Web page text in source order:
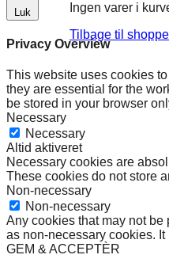
Ingen varer i
Tilbage til
Luk
Privacy Overview
This website uses cookies
they are essential for the
be stored in your browser
Necessary
Necessary
Altid aktiveret
Necessary cookies are
These cookies do not store
Non-necessary
Non-necessary
Any cookies that may not
as non-necessary cookies.
GEM & ACCEPTÈR